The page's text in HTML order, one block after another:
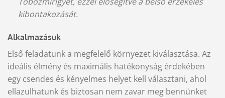
kibontakozását.
Alkalmazásuk
Első feladatunk a megfelelő környezet kiválasztása. Az
ideális élmény és maximális hatékonyság érdekében
egy csendes és kényelmes helyet kell választani, ahol
ellazulhatunk és biztosan nem zavar meg bennünket